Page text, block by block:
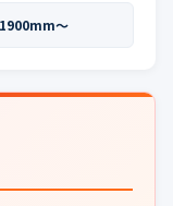
1900mm〜